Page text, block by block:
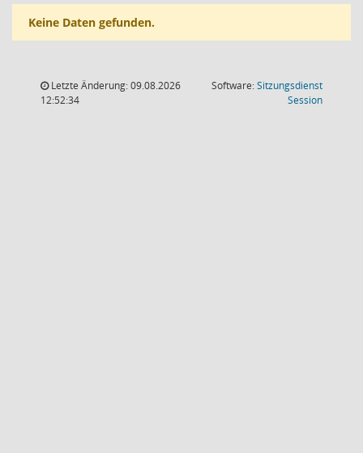
Keine Daten gefunden.
Letzte Änderung: 09.08.2026
12:52:34
Software:Sitzungsdienst
Session(Wird in